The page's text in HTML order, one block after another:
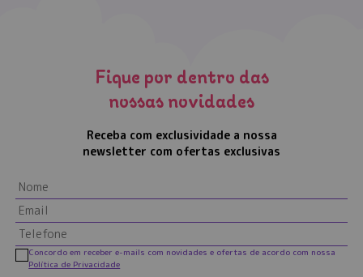
Fique por dentro das
nossas novidades
Receba com exclusividade a nossa
newsletter com ofertas exclusivas
Concordo em receber e-mails com novidades e ofertas de acordo com nossa
Política de Privacidade